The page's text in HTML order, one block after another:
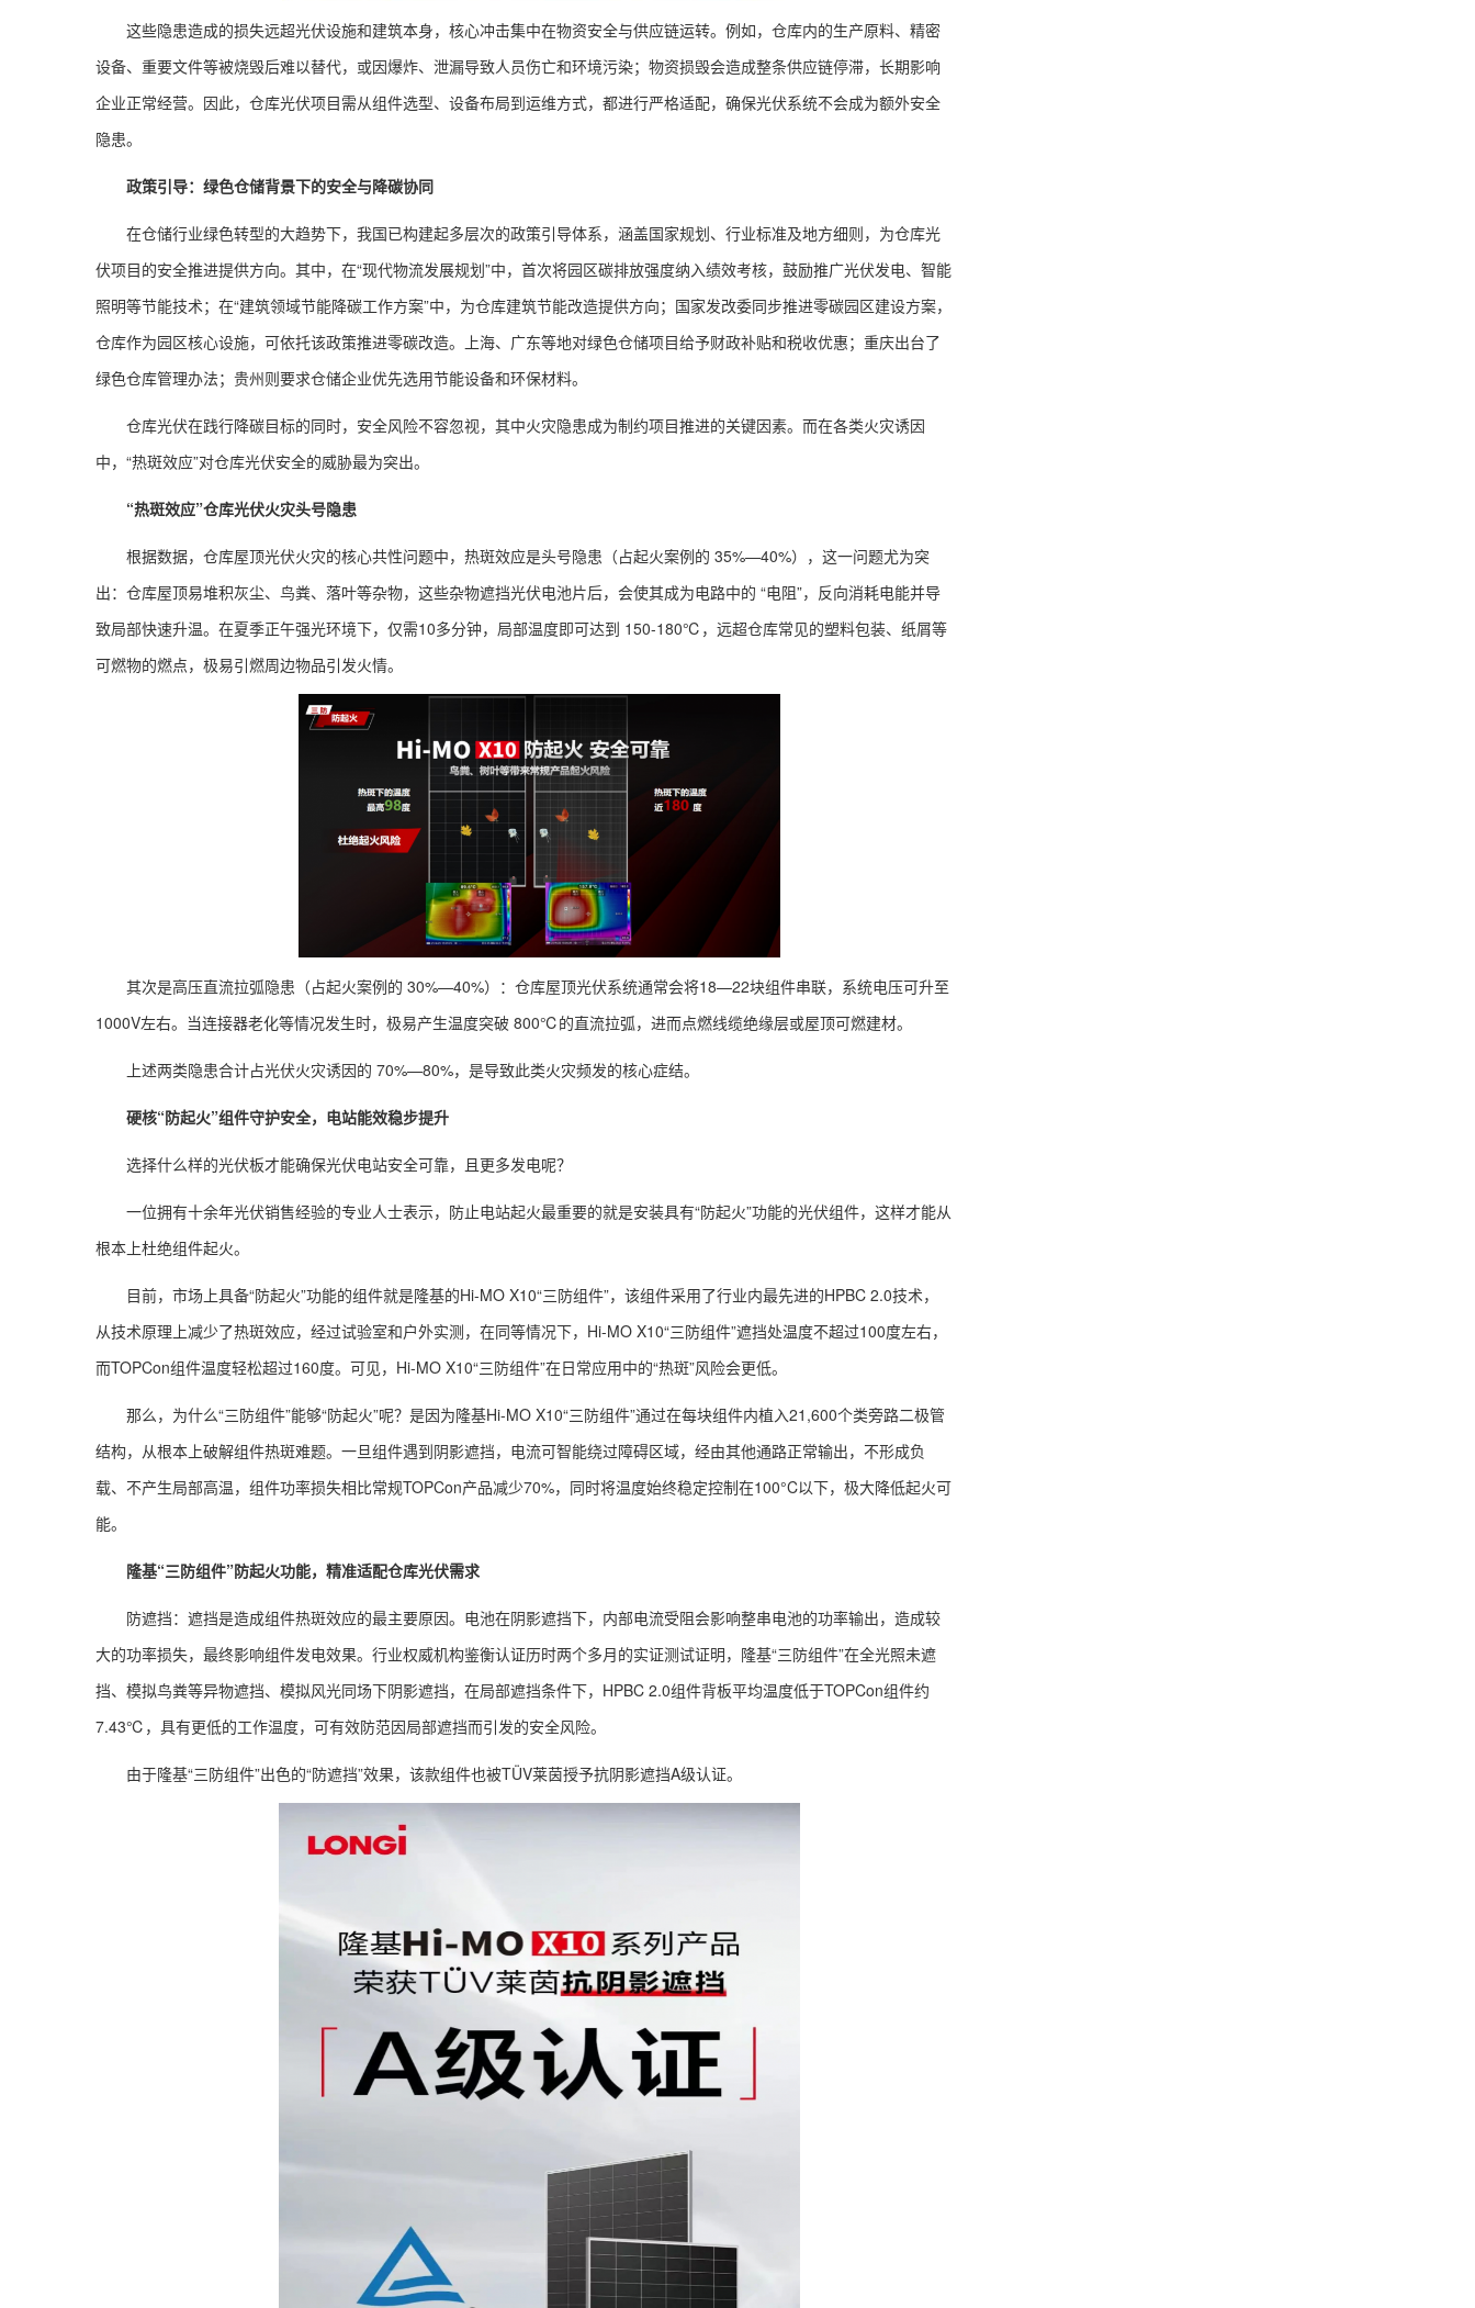
这些隐患造成的损失远超光伏设施和建筑本身，核心冲击集中在物资安全与供应链运转。例如，仓库内的生产原料、精密
设备、重要文件等被烧毁后难以替代，或因爆炸、泄漏导致人员伤亡和环境污染；物资损毁会造成整条供应链停滞，长期影响
企业正常经营。因此，仓库光伏项目需从组件选型、设备布局到运维方式，都进行严格适配，确保光伏系统不会成为额外安全
隐患。
政策引导：绿色仓储背景下的安全与降碳协同
在仓储行业绿色转型的大趋势下，我国已构建起多层次的政策引导体系，涵盖国家规划、行业标准及地方细则，为仓库光
伏项目的安全推进提供方向。其中，在“现代物流发展规划”中，首次将园区碳排放强度纳入绩效考核，鼓励推广光伏发电、智能
照明等节能技术；在“建筑领域节能降碳工作方案”中，为仓库建筑节能改造提供方向；国家发改委同步推进零碳园区建设方案，
仓库作为园区核心设施，可依托该政策推进零碳改造。上海、广东等地对绿色仓储项目给予财政补贴和税收优惠；重庆出台了
绿色仓库管理办法；贵州则要求仓储企业优先选用节能设备和环保材料。
仓库光伏在践行降碳目标的同时，安全风险不容忽视，其中火灾隐患成为制约项目推进的关键因素。而在各类火灾诱因
中，“热斑效应”对仓库光伏安全的威胁最为突出。
“热斑效应”仓库光伏火灾头号隐患
根据数据，仓库屋顶光伏火灾的核心共性问题中，热斑效应是头号隐患（占起火案例的 35%—40%），这一问题尤为突
出：仓库屋顶易堆积灰尘、鸟粪、落叶等杂物，这些杂物遮挡光伏电池片后，会使其成为电路中的 “电阻”，反向消耗电能并导
致局部快速升温。在夏季正午强光环境下，仅需10多分钟，局部温度即可达到 150-180℃，远超仓库常见的塑料包装、纸屑等
可燃物的燃点，极易引燃周边物品引发火情。
其次是高压直流拉弧隐患（占起火案例的 30%—40%）：仓库屋顶光伏系统通常会将18—22块组件串联，系统电压可升至
1000V左右。当连接器老化等情况发生时，极易产生温度突破 800℃的直流拉弧，进而点燃线缆绝缘层或屋顶可燃建材。
上述两类隐患合计占光伏火灾诱因的 70%—80%，是导致此类火灾频发的核心症结。
硬核“防起火”组件守护安全，电站能效稳步提升
选择什么样的光伏板才能确保光伏电站安全可靠，且更多发电呢？
一位拥有十余年光伏销售经验的专业人士表示，防止电站起火最重要的就是安装具有“防起火”功能的光伏组件，这样才能从
根本上杜绝组件起火。
目前，市场上具备“防起火”功能的组件就是隆基的Hi-MO X10“三防组件”，该组件采用了行业内最先进的HPBC 2.0技术，
从技术原理上减少了热斑效应，经过试验室和户外实测，在同等情况下，Hi-MO X10“三防组件”遮挡处温度不超过100度左右，
而TOPCon组件温度轻松超过160度。可见，Hi-MO X10“三防组件”在日常应用中的“热斑”风险会更低。
那么，为什么“三防组件”能够“防起火”呢？是因为隆基Hi-MO X10“三防组件”通过在每块组件内植入21,600个类旁路二极管
结构，从根本上破解组件热斑难题。一旦组件遇到阴影遮挡，电流可智能绕过障碍区域，经由其他通路正常输出，不形成负
载、不产生局部高温，组件功率损失相比常规TOPCon产品减少70%，同时将温度始终稳定控制在100°C以下，极大降低起火可
能。
隆基“三防组件”防起火功能，精准适配仓库光伏需求
防遮挡：遮挡是造成组件热斑效应的最主要原因。电池在阴影遮挡下，内部电流受阻会影响整串电池的功率输出，造成较
大的功率损失，最终影响组件发电效果。行业权威机构鉴衡认证历时两个多月的实证测试证明，隆基“三防组件”在全光照未遮
挡、模拟鸟粪等异物遮挡、模拟风光同场下阴影遮挡，在局部遮挡条件下，HPBC 2.0组件背板平均温度低于TOPCon组件约
7.43℃，具有更低的工作温度，可有效防范因局部遮挡而引发的安全风险。
由于隆基“三防组件”出色的“防遮挡”效果，该款组件也被TÜV莱茵授予抗阴影遮挡A级认证。